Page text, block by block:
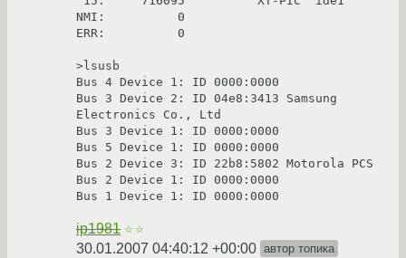
NMI:          0
ERR:          0
>lsusb
Bus 4 Device 1: ID 0000:0000
Bus 3 Device 2: ID 04e8:3413 Samsung
Electronics Co., Ltd
Bus 3 Device 1: ID 0000:0000
Bus 5 Device 1: ID 0000:0000
Bus 2 Device 3: ID 22b8:5802 Motorola PCS
Bus 2 Device 1: ID 0000:0000
ip1981 ☆☆
30.01.2007 04:40:12 +00:00 автор топика